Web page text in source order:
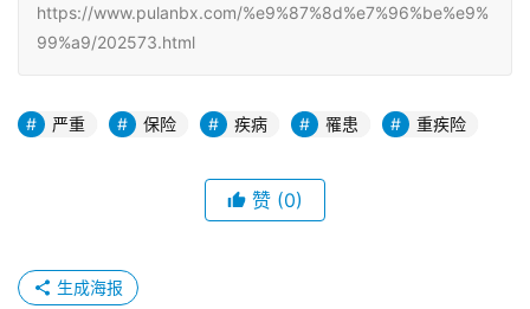
https://www.pulanbx.com/%e9%87%8d%e7%96%be%e9%
99%a9/202573.html
严重 保险 疾病 罹患 重疾险
赞 (0)
生成海报